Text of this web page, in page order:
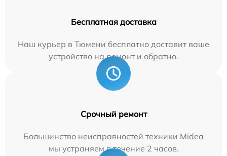
Бесплатная доставка
Наш курьер в Тюмени бесплатно доставит ваше
устройство на ремонт и обратно.
Срочный ремонт
Большинство неисправностей техники Midea
мы устраняем в течение 2 часов.